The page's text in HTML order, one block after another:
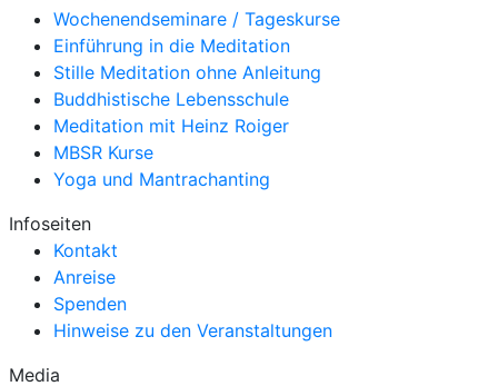
Wochenendseminare / Tageskurse
Einführung in die Meditation
Stille Meditation ohne Anleitung
Buddhistische Lebensschule
Meditation mit Heinz Roiger
MBSR Kurse
Yoga und Mantrachanting
Infoseiten
Kontakt
Anreise
Spenden
Hinweise zu den Veranstaltungen
Media